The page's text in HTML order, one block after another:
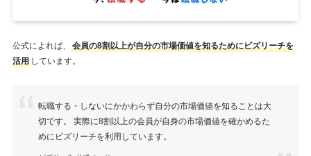
公式によれば、
会員の8割以上が自分の市場価値を知るためにビズリーチを
活用 しています。
転職する・しないにかかわらず自分の市場価値を知ることは大
切です。 実際に8割以上の会員が自身の市場価値を確かめるた
めにビズリーチを利用しています。